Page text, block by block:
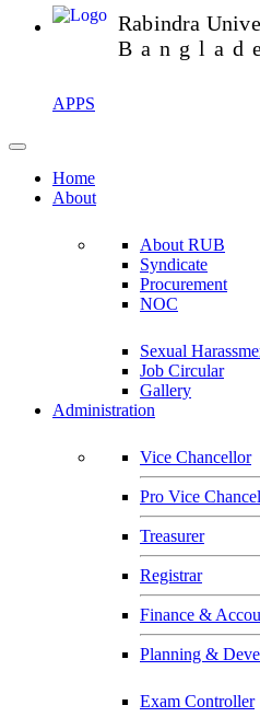
Rabindra
APPS
Home
About
About RUB
Syndicate
Procurement
NOC
Sexual
Job Circular
Gallery
Administration
Vice Chancellor
Pro Vice
Treasurer
Registrar
Finance &
Planning &
Exam Controller